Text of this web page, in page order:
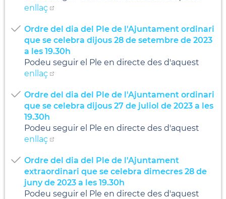
enllaç
Ordre del dia del Ple de l'Ajuntament ordinari
que se celebra dijous 28 de setembre de 2023
a les 19.30h
Podeu seguir el Ple en directe des d'aquest
enllaç
Ordre del dia del Ple de l'Ajuntament ordinari
que se celebra dijous 27 de juliol de 2023 a les
19.30h
Podeu seguir el Ple en directe des d'aquest
enllaç
Ordre del dia del Ple de l'Ajuntament
extraordinari que se celebra dimecres 28 de
juny de 2023 a les 19.30h
Podeu seguir el Ple en directe des d'aquest